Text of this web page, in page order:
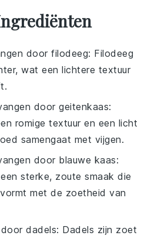
doorfilodeeg: Filodeeg
wat een lichtere textuur
doorgeitenkaas:
romige textuur en een licht
samengaat met vijgen.
door blauwe kaas:
sterke, zoute smaak die
met de zoetheid van
doordadels: Dadels zijn zoet